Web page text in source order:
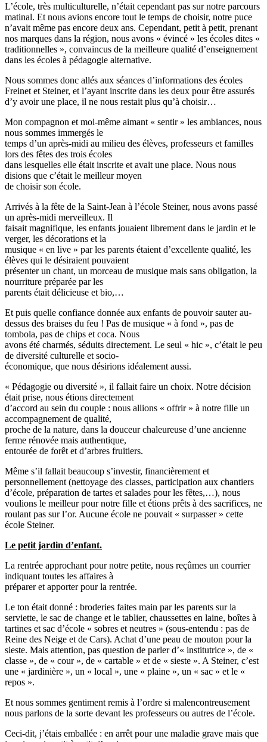
L’école, très multiculturelle, n’était cependant pas sur notre parcours
matinal. Et nous avions encore tout le temps de choisir, notre puce
n’avait même pas encore deux ans. Cependant, petit à petit, prenant
nos marques dans la région, nous avons « évincé » les écoles dites «
traditionnelles », convaincus de la meilleure qualité d’enseignement
dans les écoles à pédagogie alternative.
Nous sommes donc allés aux séances d’informations des écoles
Freinet et Steiner, et l’ayant inscrite dans les deux pour être assurés
d’y avoir une place, il ne nous restait plus qu’à choisir…
Mon compagnon et moi-même aimant « sentir » les ambiances, nous
nous sommes immergés le
temps d’un après-midi au milieu des élèves, professeurs et familles
lors des fêtes des trois écoles
dans lesquelles elle était inscrite et avait une place. Nous nous
disions que c’était le meilleur moyen
de choisir son école.
Arrivés à la fête de la Saint-Jean à l’école Steiner, nous avons passé
un après-midi merveilleux. Il
faisait magnifique, les enfants jouaient librement dans le jardin et le
verger, les décorations et la
musique « en live » par les parents étaient d’excellente qualité, les
élèves qui le désiraient pouvaient
présenter un chant, un morceau de musique mais sans obligation, la
nourriture préparée par les
parents était délicieuse et bio,…
Et puis quelle confiance donnée aux enfants de pouvoir sauter au-
dessus des braises du feu ! Pas de musique « à fond », pas de
tombola, pas de chips et coca. Nous
avons été charmés, séduits directement. Le seul « hic », c’était le peu
de diversité culturelle et socio-
économique, que nous désirions idéalement aussi.
« Pédagogie ou diversité », il fallait faire un choix. Notre décision
était prise, nous étions directement
d’accord au sein du couple : nous allions « offrir » à notre fille un
accompagnement de qualité,
proche de la nature, dans la douceur chaleureuse d’une ancienne
ferme rénovée mais authentique,
entourée de forêt et d’arbres fruitiers.
Même s’il fallait beaucoup s’investir, financièrement et
personnellement (nettoyage des classes, participation aux chantiers
d’école, préparation de tartes et salades pour les fêtes,…), nous
voulions le meilleur pour notre fille et étions prêts à des sacrifices, ne
roulant pas sur l’or. Aucune école ne pouvait « surpasser » cette
école Steiner.
Le petit jardin d’enfant.
La rentrée approchant pour notre petite, nous reçûmes un courrier
indiquant toutes les affaires à
préparer et apporter pour la rentrée.
Le ton était donné : broderies faites main par les parents sur la
serviette, le sac de change et le tablier, chaussettes en laine, boîtes à
tartines et sac d’école « sobres et neutres » (sous-entendu : pas de
Reine des Neige et de Cars). Achat d’une peau de mouton pour la
sieste. Mais attention, pas question de parler d’« institutrice », de «
classe », de « cour », de « cartable » et de « sieste ». A Steiner, c’est
une « jardinière », un « local », une « plaine », un « sac » et le «
repos ».
Et nous sommes gentiment remis à l’ordre si malencontreusement
nous parlons de la sorte devant les professeurs ou autres de l’école.
Ceci-dit, j’étais emballée : en arrêt pour une maladie grave mais que